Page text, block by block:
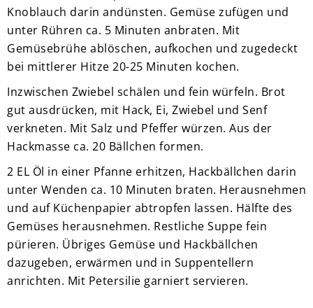
Knoblauch darin andünsten. Gemüse zufügen und
unter Rühren ca. 5 Minuten anbraten. Mit
Gemüsebrühe ablöschen, aufkochen und zugedeckt
bei mittlerer Hitze 20-25 Minuten kochen.
Inzwischen Zwiebel schälen und fein würfeln. Brot
gut ausdrücken, mit Hack, Ei, Zwiebel und Senf
verkneten. Mit Salz und Pfeffer würzen. Aus der
Hackmasse ca. 20 Bällchen formen.
2 EL Öl in einer Pfanne erhitzen, Hackbällchen darin
unter Wenden ca. 10 Minuten braten. Herausnehmen
und auf Küchenpapier abtropfen lassen. Hälfte des
Gemüses herausnehmen. Restliche Suppe fein
pürieren. Übriges Gemüse und Hackbällchen
dazugeben, erwärmen und in Suppentellern
anrichten. Mit Petersilie garniert servieren.